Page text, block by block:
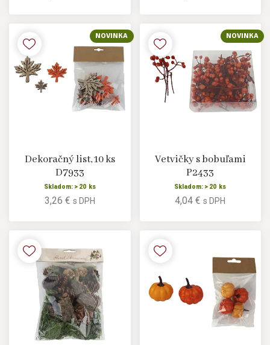
NOVINKA
Dekoračný list, 10 ks
D7933
Skladom: > 20 ks
3,26 € s DPH
NOVINKA
Vetvičky s bobuľami
P2433
Skladom: > 20 ks
4,04 €s DPH